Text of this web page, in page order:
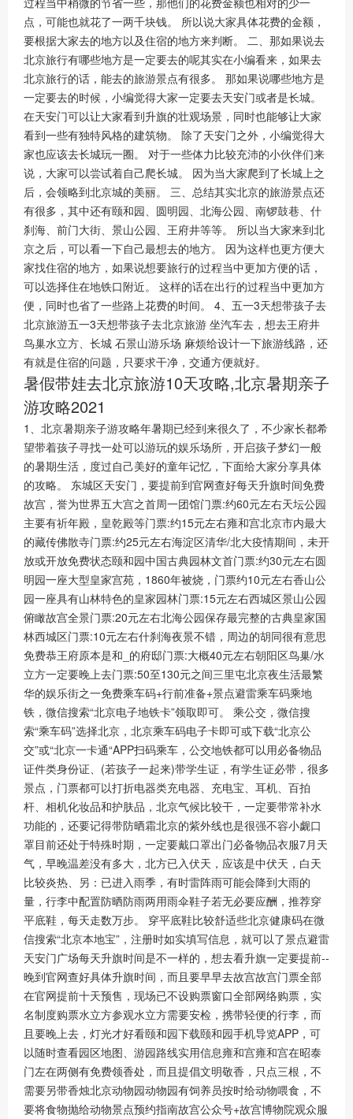
点，可能也就花了一两千块钱。 所以说大家具体花费的金额，
要根据大家去的地方以及住宿的地方来判断。 二、那如果说去
北京旅行有哪些地方是一定要去的呢其实在小编看来，如果去
北京旅行的话，能去的旅游景点有很多。 那如果说哪些地方是
一定要去的时候，小编觉得大家一定要去天安门或者是长城。
在天安门可以让大家看到升旗的壮观场景，同时也能够让大家
看到一些有独特风格的建筑物。 除了天安门之外，小编觉得大
家也应该去长城玩一圈。 对于一些体力比较充沛的小伙伴们来
说，大家可以尝试着自己爬长城。 因为当大家爬到了长城上之
后，会领略到北京城的美丽。 三、总结其实北京的旅游景点还
有很多，其中还有颐和园、圆明园、北海公园、南锣鼓巷、什
刹海、前门大街、景山公园、王府井等等。 所以当大家来到北
京之后，可以看一下自己最想去的地方。 因为这样也更方便大
家找住宿的地方，如果说想要旅行的过程当中更加方便的话，
可以选择住在地铁口附近。 这样的话在出行的过程当中更加方
便，同时也省了一些路上花费的时间。 4、五一3天想带孩子去
北京旅游五一3天想带孩子去北京旅游 坐汽车去，想去王府井
鸟巢水立方、长城 石景山游乐场 麻烦给设计一下旅游线路，还
有就是住宿的问题，只要求干净，交通方便就好。
暑假带娃去北京旅游10天攻略,北京暑期亲子
游攻略2021
1、北京暑期亲子游攻略年暑期已经到来很久了，不少家长都希
望带着孩子寻找一处可以游玩的娱乐场所，开启孩子梦幻一般
的暑期生活，度过自己美好的童年记忆，下面给大家分享具体
的攻略。 东城区天安门，要提前到官网查好每天升旗时间免费
故宫，誉为世界五大宫之首周一团馆门票:约60元左右天坛公园
主要有祈年殿，皇乾殿等门票:约15元左右雍和宫北京市内最大
的藏传佛散寺门票:约25元左右海淀区清华/北大疫情期间，未开
放或开放免费状态颐和园中国古典园林文首门票:约30元左右圆
明园一座大型皇家宫苑，1860年被烧，门票约10元左右香山公
园一座具有山林特色的皇家园林门票:15元左右西城区景山公园
俯瞰故宫全景门票:20元左右北海公园保存最完整的古典皇家国
林西城区门票:10元左右什刹海夜景不错，周边的胡同很有意思
免费恭王府原本是和_的府邸门票:大概40元左右朝阳区鸟巢/水
立方一定要晚上去门票:50至130元之间三里屯北京夜生活最繁
华的娱乐街之一免费乘车码+行前准备+景点避雷乘车码乘地
铁，微信搜索“北京电子地铁卡”领取即可。 乘公交，微信搜
索“乘车码”选择北京，北京乘车码电子卡即可或下载“北京公
交”或“北京一卡通“APP扫码乘车，公交地铁都可以用必备物品
证件类身份证、(若孩子一起来)带学生证，有学生证必带，很多
景点，门票都可以打折电器类充电器、充电宝、耳机、百拍
杆、相机化妆品和护肤品，北京气候比较干，一定要带常补水
功能的，还要记得带防晒霜北京的紫外线也是很强不容小觑口
罩目前还处于特殊时期，一定要戴口罩出门必备物品衣服7月天
气，早晚温差没有多大，北方已入伏天，应该是中伏天，白天
比较炎热、另：已进入雨季，有时雷阵雨可能会降到大雨的
量，行李中配置防晒防雨两用雨伞鞋子若无必要应酬，推荐穿
平底鞋，每天走数万步。 穿平底鞋比较舒适些北京健康码在微
信搜索“北京本地宝”，注册时如实填写信息，就可以了景点避雷
天安门广场每天升旗时间是不一样的，想去看升旗一定要提前--
晚到官网查好具体升旗时间，而且要早早去故宫故宫门票全部
在官网提前十天预售，现场已不设购票窗口全部网络购票，实
名制度购票水立方参观水立方需要安检，携带轻便的行李，而
且要晚上去，灯光才好看颐和园下载颐和园手机导览APP，可
以随时查看园区地图、游园路线实用信息雍和宫雍和宫在昭泰
门左在两侧有免费领香处，而且提倡文明敬香，只点三根，不
需要另带香烛北京动物园动物园有饲养员按时给动物喂食，不
要将食物抛给动物景点预约指南故宫公众号+故宫博物院观众服